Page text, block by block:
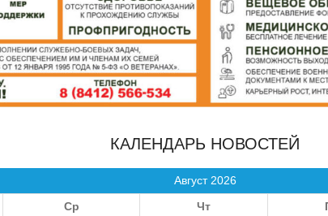
КАЛЕНДАРЬ НОВОСТЕЙ
Август 2026
Ср Чт